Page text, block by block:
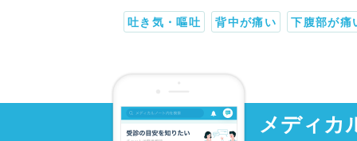
吐き気・嘔吐 背中が痛い 下腹部が痛
メディカ